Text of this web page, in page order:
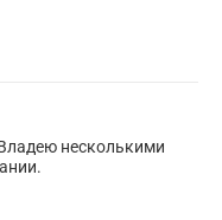
несколькими